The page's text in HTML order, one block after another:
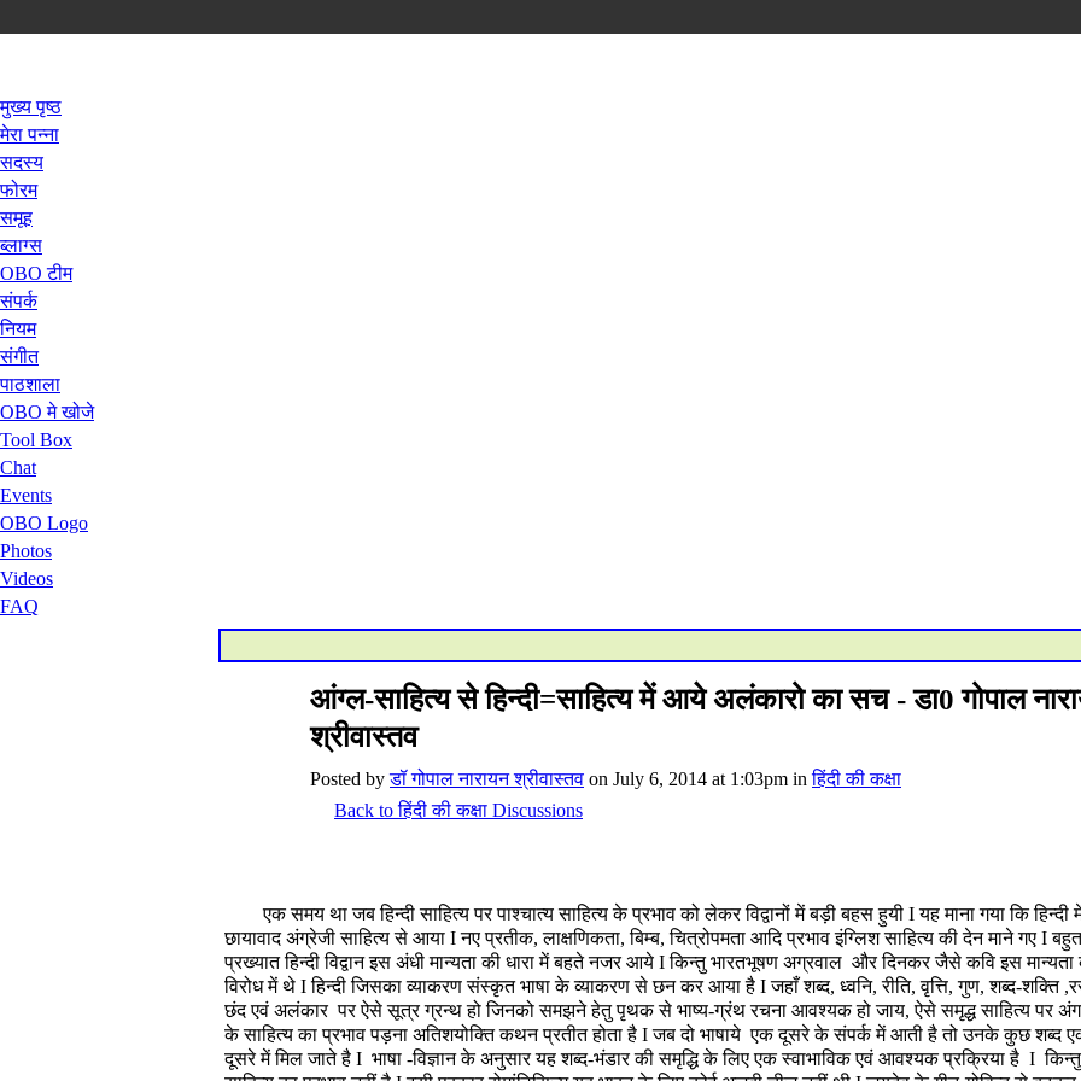
मुख्य पृष्ठ
मेरा पन्ना
सदस्य
फोरम
समूह
ब्लाग्स
OBO टीम
संपर्क
नियम
संगीत
पाठशाला
OBO मे खोजे
Tool Box
Chat
Events
OBO Logo
Photos
Videos
FAQ
आंग्ल-साहित्य से हिन्दी=साहित्य में आये अलंकारो का सच - डा0 गोपाल
श्रीवास्तव
Posted byडॉ गोपाल नारायन श्रीवास्तव on July 6, 2014 at 1:03pm inहिंदी की कक्षा
Back to हिंदी की कक्षा Discussions
एक समय था जब हिन्दी साहित्य पर पाश्चात्य साहित्य के प्रभाव को लेकर विद्वानों में बड़ी बहस हुयी I यह माना गया कि हिन्दी
छायावाद अंग्रेजी साहित्य से आया I नए प्रतीक, लाक्षणिकता, बिम्ब, चित्रोपमता आदि प्रभाव इंग्लिश साहित्य की देन माने गए I
प्रख्यात हिन्दी विद्वान इस अंधी मान्यता की धारा में बहते नजर आये I किन्तु भारतभूषण अग्रवाल और दिनकर जैसे कवि इस
विरोध में थे I हिन्दी जिसका व्याकरण संस्कृत भाषा के व्याकरण से छन कर आया है I जहाँ शब्द, ध्वनि, रीति, वृत्ति, गुण, शब्द-शक्ति
छंद एवं अलंकार पर ऐसे सूत्र ग्रन्थ हो जिनको समझने हेतु पृथक से भाष्य-ग्रंथ रचना आवश्यक हो जाय, ऐसे समृद्ध साहित्य पर
के साहित्य का प्रभाव पड़ना अतिशयोक्ति कथन प्रतीत होता है I जब दो भाषाये एक दूसरे के संपर्क में आती है तो उनके कुछ शब्द
दूसरे में मिल जाते है I भाषा -विज्ञान के अनुसार यह शब्द-भंडार की समृद्धि के लिए एक स्वाभाविक एवं आवश्यक प्रक्रिया है I